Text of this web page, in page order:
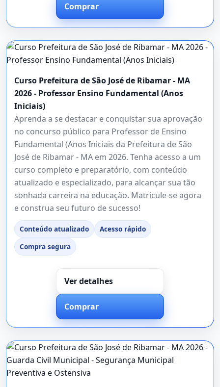
Comprar
Curso Prefeitura de São José de Ribamar - MA
2026 - Professor Ensino Fundamental (Anos
Iniciais)
Aprenda a se destacar e conquistar sua aprovação
no concurso público para Professor de Ensino
Fundamental (Anos Iniciais da Prefeitura de São
José de Ribamar - MA em 2026. Tenha acesso a um
curso completo e preparatório, com conteúdo
atualizado e especializado, para alcançar sua tão
sonhada carreira na educação. Matricule-se agora
e construa seu futuro de sucesso!
Conteúdo atualizado
Acesso rápido
Compra segura
Ver detalhes
Comprar